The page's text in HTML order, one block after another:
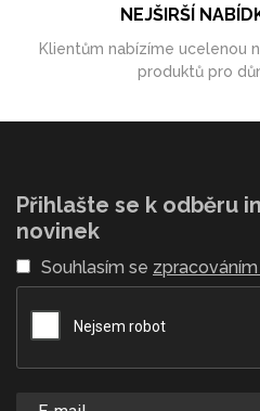
NEJŠIRŠÍ
Klientům nabízíme ucelenou
produktů pro
Přihlašte se k odběru
novinek
Souhlasím se